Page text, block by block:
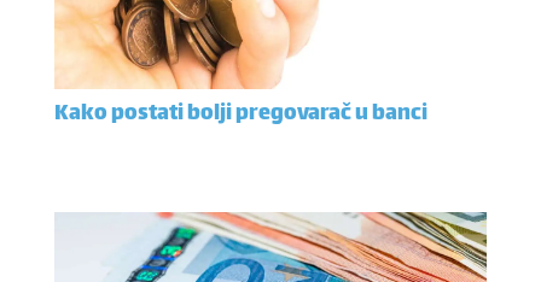
Kako postati bolji pregovarač u banci